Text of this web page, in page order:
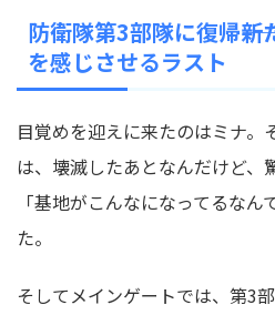
防衛隊第3部隊に復帰――
を感じさせるラスト
目覚めを迎えに来たのはミナ。
は、壊滅したあとなんだけど、
「基地がこんなになってるな
た。
そしてメインゲートでは、第3